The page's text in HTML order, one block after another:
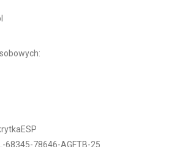
68345-78646-AGFTB-25